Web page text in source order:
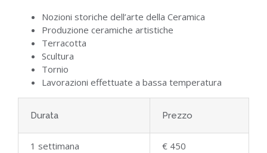
Nozioni storiche dell’arte della Ceramica
Produzione ceramiche artistiche
Terracotta
Scultura
Tornio
Lavorazioni effettuate a bassa temperatura
Durata Prezzo
1 settimana € 450